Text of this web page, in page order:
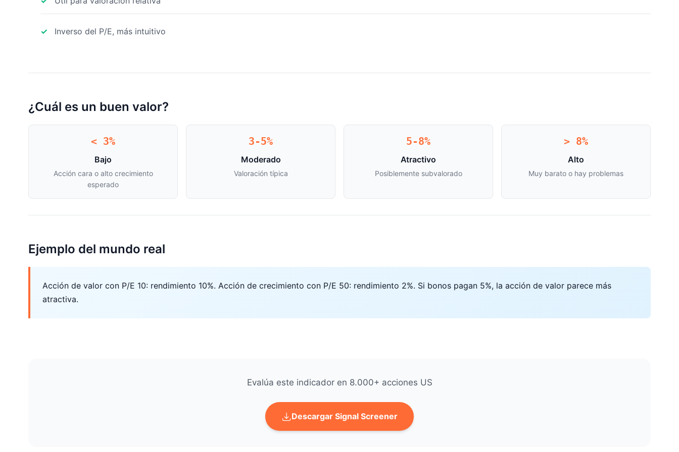
Inverso del P/E, más intuitivo
¿Cuál es un buen valor?
< 3%
Bajo
Acción cara o alto crecimiento
esperado
3-5%
Moderado
Valoración típica
5-8%
Atractivo
Posiblemente subvalorado
> 8%
Alto
Muy barato o hay problemas
Ejemplo del mundo real
Acción de valor con P/E 10: rendimiento 10%. Acción de crecimiento con P/E 50: rendimiento 2%. Si bonos pagan 5%, la acción de valor parece más
atractiva.
Evalúa este indicador en 8.000+ acciones US
Descargar Signal Screener